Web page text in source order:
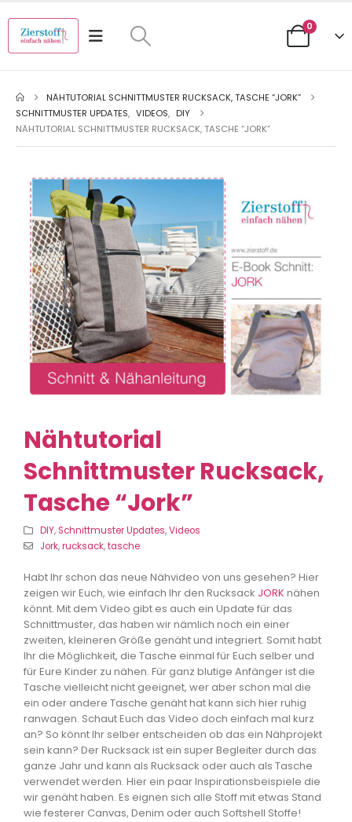
0
NÄHTUTORIAL SCHNITTMUSTER RUCKSACK, TASCHE “JORK”
SCHNITTMUSTER UPDATES, VIDEOS, DIY
NÄHTUTORIAL SCHNITTMUSTER RUCKSACK, TASCHE “JORK”
Nähtutorial
Schnittmuster Rucksack,
Tasche “Jork”
DIY,Schnittmuster Updates,Videos
Jork,rucksack,tasche
Habt Ihr schon das neue Nähvideo von uns gesehen? Hier
zeigen wir Euch, wie einfach Ihr den Rucksack JORK nähen
könnt. Mit dem Video gibt es auch ein Update für das
Schnittmuster, das haben wir nämlich noch ein einer
zweiten, kleineren Größe genäht und integriert. Somit habt
Ihr die Möglichkeit, die Tasche einmal für Euch selber und
für Eure Kinder zu nähen. Für ganz blutige Anfänger ist die
Tasche vielleicht nicht geeignet, wer aber schon mal die
ein oder andere Tasche genäht hat kann sich hier ruhig
ranwagen. Schaut Euch das Video doch einfach mal kurz
an? So könnt Ihr selber entscheiden ob das ein Nähprojekt
sein kann? Der Rucksack ist ein super Begleiter durch das
ganze Jahr und kann als Rucksack oder auch als Tasche
verwendet werden. Hier ein paar Inspirationsbeispiele die
wir genäht haben. Es eignen sich alle Stoff mit etwas Stand
wie festerer Canvas, Denim oder auch Softshell Stoffe!